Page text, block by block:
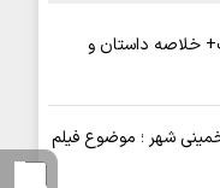
خلاصه داستان و
شهر ؛ موضوع فیلم